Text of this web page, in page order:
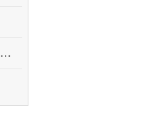
重庆交通建设集团项目部经理吴某某受贿案